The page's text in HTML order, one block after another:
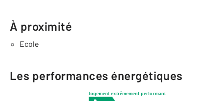
À proximité
Ecole
Les performances énergétiques
logement extrêmement performant